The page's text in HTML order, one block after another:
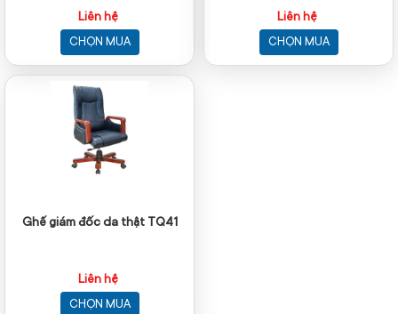
Liên hệ
CHỌN MUA
Liên hệ
CHỌN MUA
Ghế giám đốc da thật TQ41
Liên hệ
CHỌN MUA